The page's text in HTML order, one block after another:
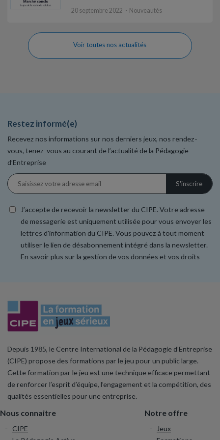
20 septembre 2022 Nouveautés
Voir toutes nos actualités
Restez informé(e)
Recevez nos informations sur nos derniers jeux, nos rendez-
vous, tenez-vous au courant de l’actualité de la Pédagogie
d’Entreprise
J’accepte de recevoir la newsletter du CIPE. Votre adresse
de messagerie est uniquement utilisée pour vous envoyer les
lettres d'information du CIPE. Vous pouvez à tout moment
utiliser le lien de désabonnement intégré dans la newsletter.
En savoir plus sur la gestion de vos données et vos droits
Depuis 1985, le Centre International de la Pédagogie d’Entreprise
(CIPE) propose des formations par le jeu pour un public large.
Cette formation par le jeu est une technique efficace permettant
de renforcer l’esprit d’équipe, l’engagement et la compétition, des
qualités essentielles pour une entreprise.
Nous connaitre
CIPE
Notre offre
Jeux